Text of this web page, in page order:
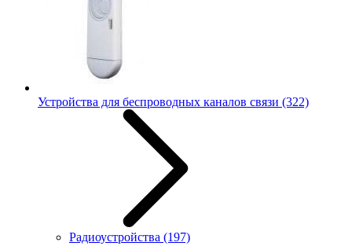
Устройства для беспроводных каналов связи (322)
Радиоустройства (197)